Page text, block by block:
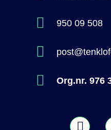
950 09 508
Org.nr. 976